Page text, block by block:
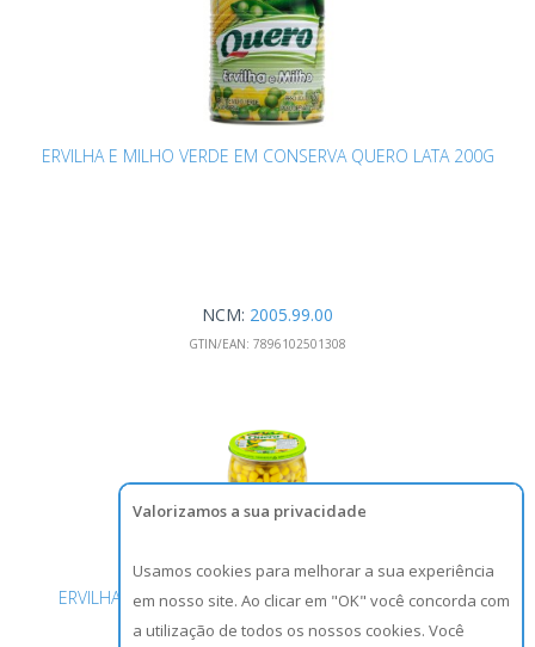
ERVILHA E MILHO VERDE EM CONSERVA QUERO LATA 200G
NCM: 2005.99.00
GTIN/EAN: 7896102501308
ERVILHA E MILHO VERDE EM CONSERVA QUERO VIDRO
200G
Valorizamos a sua privacidade
Usamos cookies para melhorar a sua experiência
em nosso site. Ao clicar em "OK" você concorda com
a utilização de todos os nossos cookies. Você